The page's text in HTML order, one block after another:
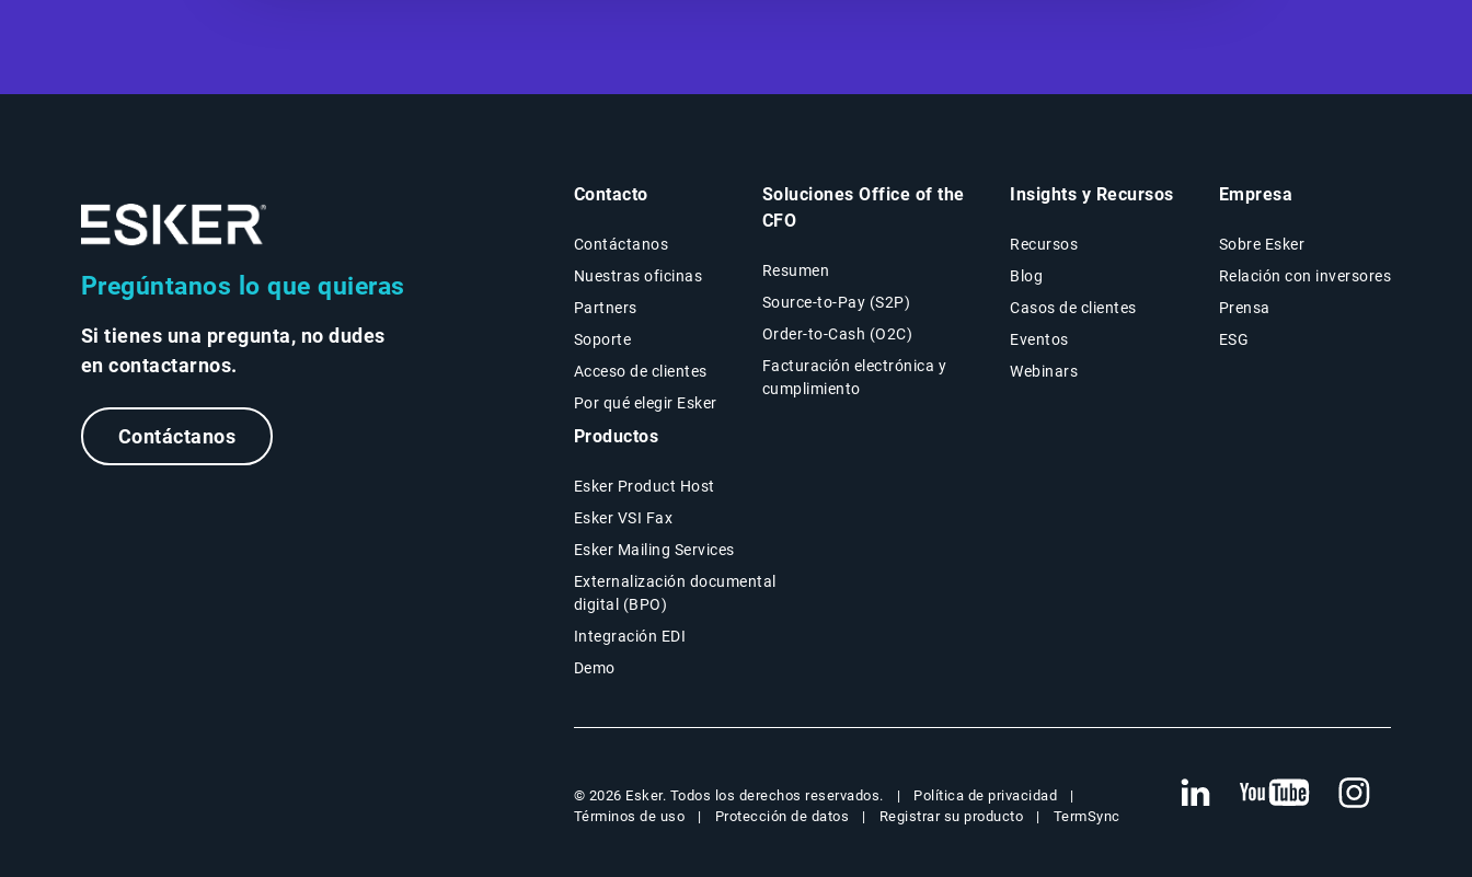
Pregúntanos lo que quieras
Si tienes una pregunta, no dudes
en contactarnos.
Contáctanos
Contacto
Contáctanos
Nuestras oficinas
Partners
Soporte
Acceso de clientes
Por qué elegir Esker
Soluciones Office of the
CFO
Resumen
Source-to-Pay (S2P)
Order-to-Cash (O2C)
Facturación electrónica y
cumplimiento
Insights y Recursos
Recursos
Blog
Casos de clientes
Eventos
Webinars
Empresa
Sobre Esker
Relación con inversores
Prensa
ESG
Productos
Esker Product Host
Esker VSI Fax
Esker Mailing Services
Externalización documental
digital (BPO)
Integración EDI
Demo
© 2026 Esker. Todos los derechos reservados.
Política de privacidad
Términos de uso
Protección de datos Registrar su producto TermSync